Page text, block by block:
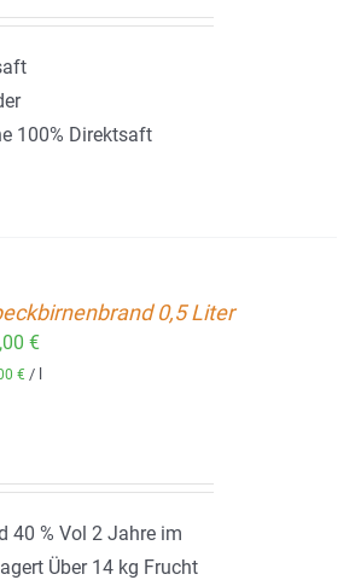
100% Direktsaft
0,5 Liter
€
€ /
40 % Vol 2 Jahre im
Über 14 kg Frucht